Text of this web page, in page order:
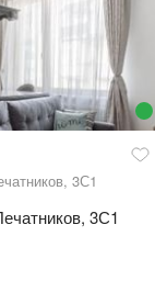
3С1
3С1